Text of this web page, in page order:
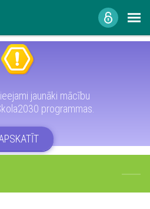
jaunāki mācību
programmas.